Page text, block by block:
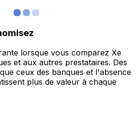
lorsque vous comparez Xe
et aux autres prestataires. Des
ceux des banques et l'absence
plus de valeur à chaque